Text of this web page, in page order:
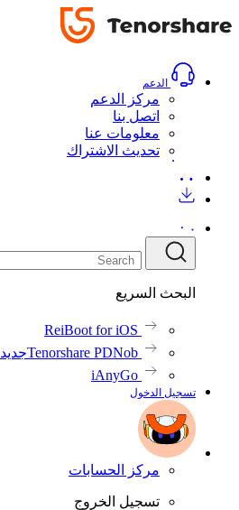
الدعم
مركز الدعم
اتصل بنا
معلومات عنا
تحديث الاشتراك
البحث السريع
ReiBoot for iOS
Tenorshare PDNobجديد
iAnyGo
تسجيل الدخول
مركز الحسابات
تسجيل الخروج